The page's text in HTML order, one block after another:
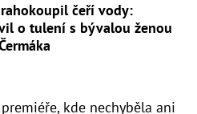
čeří vody:
o tulení s bývalou ženou
kde nechyběla ani